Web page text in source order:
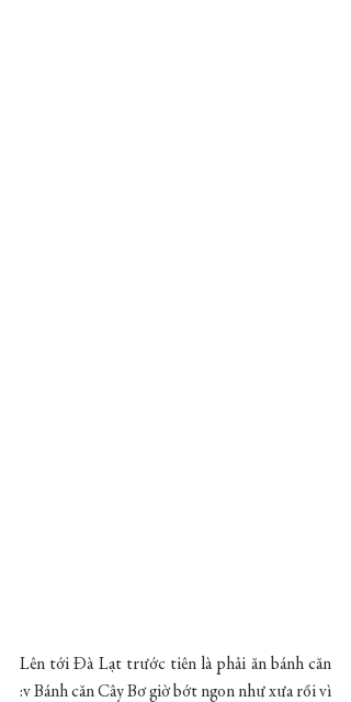
Lên tới Đà Lạt trước tiên là phải ăn bánh căn
:v Bánh căn Cây Bơ giờ bớt ngon như xưa rồi vì